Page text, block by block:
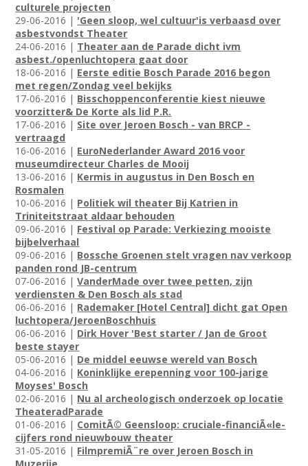
culturele projecten
29-06-2016 | 'Geen sloop, wel cultuur'is verbaasd over
asbestvondst Theater
24-06-2016 | Theater aan de Parade dicht ivm
asbest./openluchtopera gaat door
18-06-2016 | Eerste editie Bosch Parade 2016 begon
met regen/Zondag veel bekijks
17-06-2016 | Bisschoppenconferentie kiest nieuwe
voorzitter& De Korte als lid P.R.
17-06-2016 | Site over Jeroen Bosch - van BRCP -
vertraagd
16-06-2016 | EuroNederlander Award 2016 voor
museumdirecteur Charles de Mooij
13-06-2016 | Kermis in augustus in Den Bosch en
Rosmalen
10-06-2016 | Politiek wil theater Bij Katrien in
Triniteitstraat aldaar behouden
09-06-2016 | Festival op Parade: Verkiezing mooiste
bijbelverhaal
09-06-2016 | Bossche Groenen stelt vragen nav verkoop
panden rond JB-centrum
07-06-2016 |VanderMade over twee petten, zijn
verdiensten & Den Bosch als stad
06-06-2016 | Rademaker [Hotel Central] dicht gat Open
luchtopera/JeroenBoschhuis
06-06-2016 | Dirk Hover 'Best starter / Jan de Groot
beste stayer
05-06-2016 | De middel eeuwse wereld van Bosch
04-06-2016 | Koninklijke erepenning voor 100-jarige
Moyses' Bosch
02-06-2016 | Nu al archeologisch onderzoek op locatie
TheateradParade
01-06-2016 | ComitÃ© Geensloop: cruciale-financiÃ«le-
cijfers rond nieuwbouw theater
31-05-2016 | FilmpremiÃ¨re over Jeroen Bosch in